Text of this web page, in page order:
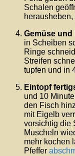
Schalen
Gemüse und
in Scheiben
Ringe
Streifen
tupfen und in
Eintopf
und 10
den Fisch
mit Eigelb
vorsichtig die
Muscheln
mehr kochen
Pfeffer